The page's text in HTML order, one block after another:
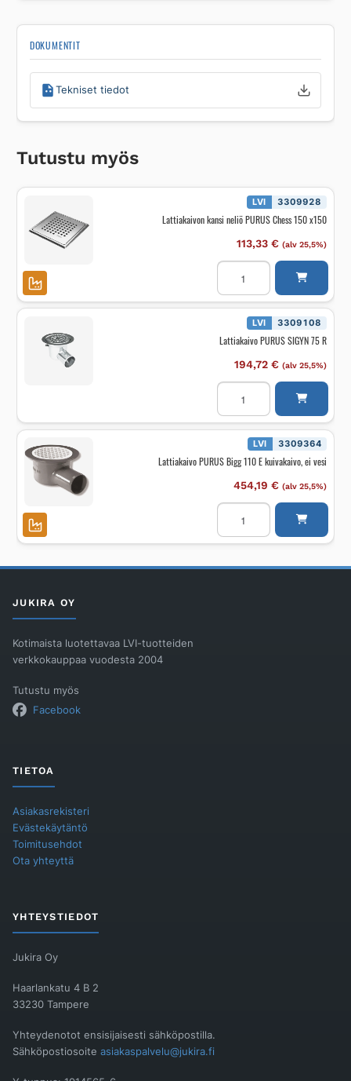
DOKUMENTIT
Tekniset tiedot
Tutustu myös
LVI 3309928
Lattiakaivon kansi neliö PURUS Chess 150 x150
113,33 € (alv 25,5%)
Lattiakaivon
kansi
PURUS
Chess
määrä
LVI 3309108
Lattiakaivo PURUS SIGYN 75 R
194,72 € (alv 25,5%)
Lattiakaivo
PURUS
SIGYN
75
R
määrä LVI 3309364
Lattiakaivo PURUS Bigg 110 E kuivakaivo, ei vesi
454,19 € (alv 25,5%)
Lattiakaivo
PURUS
110
ei
JUKIRA OY
Kotimaista luotettavaa LVI-tuotteiden
verkkokauppaa vuodesta 2004
Tutustu myös
Facebook
TIETOA
Asiakasrekisteri
Evästekäytäntö
Toimitusehdot
Ota yhteyttä
YHTEYSTIEDOT
Jukira Oy
Haarlankatu 4 B 2
33230 Tampere
Yhteydenotot ensisijaisesti sähköpostilla.
Sähköpostiosoite asiakaspalvelu@jukira.fi